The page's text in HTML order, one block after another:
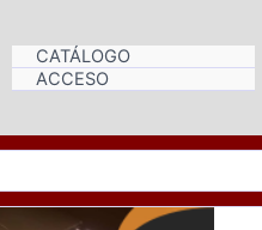
CATÁLOGO
ACCESO